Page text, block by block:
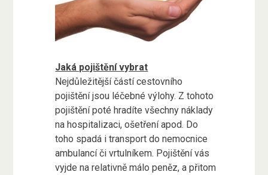
Jaká pojištění vybrat
Nejdůležitější částí cestovního
pojištění jsou léčebné výlohy. Z tohoto
pojištění poté hradíte všechny náklady
na hospitalizaci, ošetření apod. Do
toho spadá i transport do nemocnice
ambulancí či vrtulníkem. Pojištění vás
vyjde na relativně málo peněz, a přitom